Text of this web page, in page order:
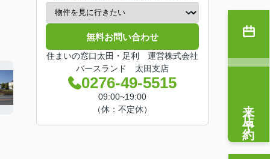
無料お問い合わせ
住まいの窓口太田・足利 運営株式会社
バースランド 太田支店
0276-49-5515
09:00~19:00
（休：不定休）
来店予約